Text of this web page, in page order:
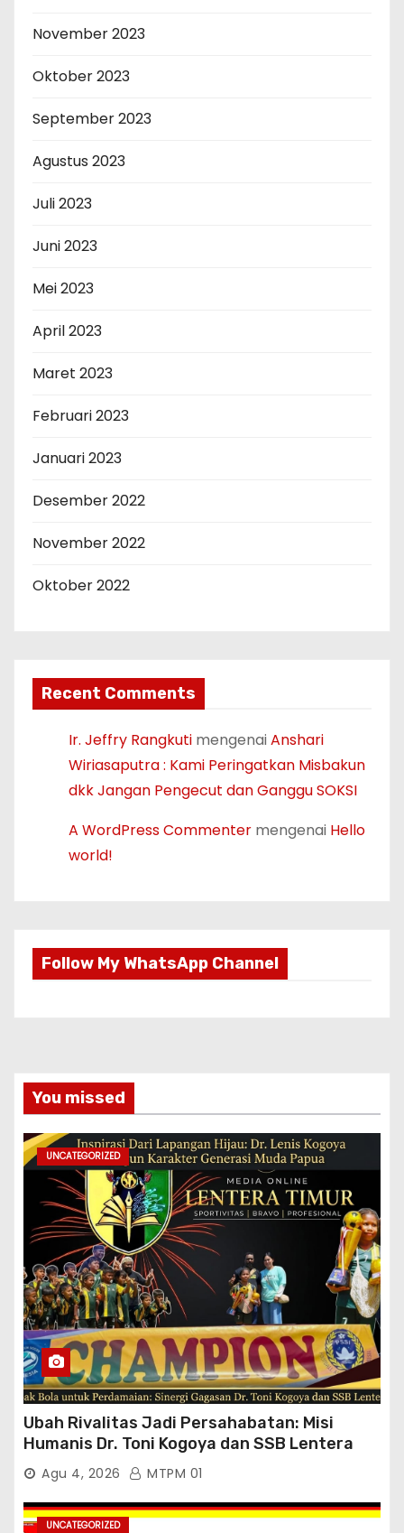
November 2023
Oktober 2023
September 2023
Agustus 2023
Juli 2023
Juni 2023
Mei 2023
April 2023
Maret 2023
Februari 2023
Januari 2023
Desember 2022
November 2022
Oktober 2022
Recent Comments
Ir. Jeffry Rangkuti mengenaiAnshari
Wiriasaputra : Kami Peringatkan Misbakun
dkk Jangan Pengecut dan Ganggu SOKSI
A WordPress Commenter mengenai Hello
world!
Follow My WhatsApp Channel
You missed
UNCATEGORIZED
Ubah Rivalitas Jadi Persahabatan: Misi
Humanis Dr. Toni Kogoya dan SSB Lentera
TimurAgu 4, 2026 MTPM 01
UNCATEGORIZED